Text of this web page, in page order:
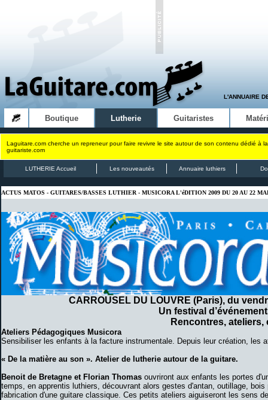
L'ANNUAIRE
Boutique Lutherie Guitaristes
Laguitare.com cherche un repreneur pour faire revivre le site autour de son contenu dédié à
guitariste.com
LUTHERIE Accueil Les nouveautés Annuaire luthiers
ACTUS MATOS - GUITARES/BASSES LUTHIER - MUSICORA L'éDITION 2009 DU 20 AU 22
CARROUSEL DU LOUVRE (Paris), du
Un festival
Rencontres,
Ateliers Pédagogiques Musicora
Sensibiliser les enfants à la facture instrumentale. Depuis leur création, les
« De la matière au son ». Atelier de lutherie autour de la guitare.
Benoit de Bretagne et Florian Thomas ouvriront aux enfants les portes
temps, en apprentis luthiers, découvrant alors gestes d'antan, outillage,
fabrication d'une guitare classique. Ces petits ateliers aiguiseront les sens